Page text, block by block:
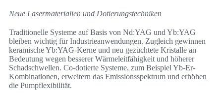
Neue Lasermaterialien und Dotierungstechniken
Traditionelle Systeme auf Basis von Nd:YAG und Yb:YAG
bleiben wichtig für Industrieanwendungen. Zugleich gewinnen
keramische Yb:YAG-Kerne und neu gezüchtete Kristalle an
Bedeutung wegen besserer Wärmeleitfähigkeit und höherer
Schadschwellen. Co-dotierte Systeme, zum Beispiel Yb-Er-
Kombinationen, erweitern das Emissionsspektrum und erhöhen
die Pumpflexibilität.